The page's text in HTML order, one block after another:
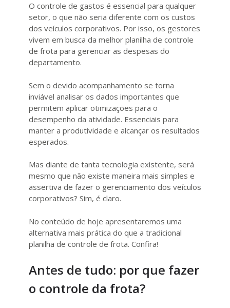
O controle de gastos é essencial para qualquer
setor, o que não seria diferente com os custos
dos veículos corporativos. Por isso, os gestores
vivem em busca da melhor planilha de controle
de frota para gerenciar as despesas do
departamento.
Sem o devido acompanhamento se torna
inviável analisar os dados importantes que
permitem aplicar otimizações para o
desempenho da atividade. Essenciais para
manter a produtividade e alcançar os resultados
esperados.
Mas diante de tanta tecnologia existente, será
mesmo que não existe maneira mais simples e
assertiva de fazer o gerenciamento dos veículos
corporativos? Sim, é claro.
No conteúdo de hoje apresentaremos uma
alternativa mais prática do que a tradicional
planilha de controle de frota. Confira!
Antes de tudo: por que fazer
o controle da frota?